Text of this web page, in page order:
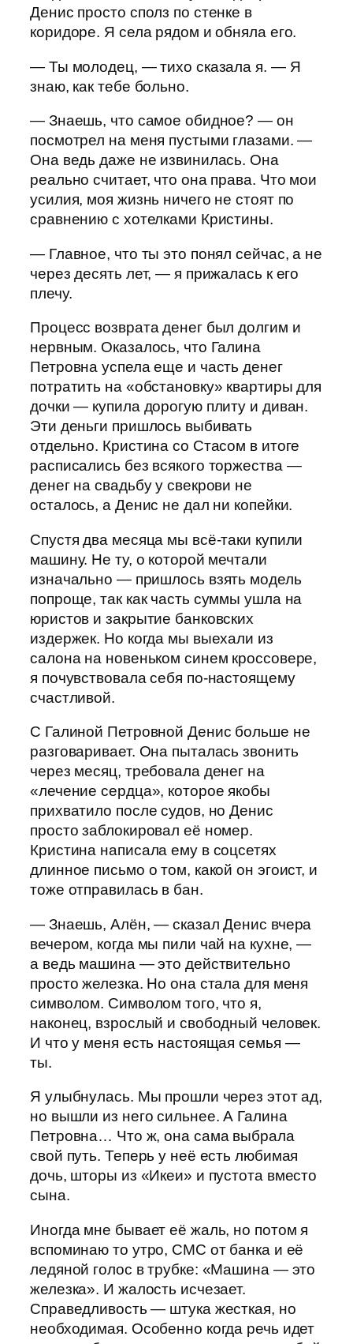
Денис просто сполз по стенке в
коридоре. Я села рядом и обняла его.
— Ты молодец, — тихо сказала я. — Я
знаю, как тебе больно.
— Знаешь, что самое обидное? — он
посмотрел на меня пустыми глазами. —
Она ведь даже не извинилась. Она
реально считает, что она права. Что мои
усилия, моя жизнь ничего не стоят по
сравнению с хотелками Кристины.
— Главное, что ты это понял сейчас, а не
через десять лет, — я прижалась к его
плечу.
Процесс возврата денег был долгим и
нервным. Оказалось, что Галина
Петровна успела еще и часть денег
потратить на «обстановку» квартиры для
дочки — купила дорогую плиту и диван.
Эти деньги пришлось выбивать
отдельно. Кристина со Стасом в итоге
расписались без всякого торжества —
денег на свадьбу у свекрови не
осталось, а Денис не дал ни копейки.
Спустя два месяца мы всё-таки купили
машину. Не ту, о которой мечтали
изначально — пришлось взять модель
попроще, так как часть суммы ушла на
юристов и закрытие банковских
издержек. Но когда мы выехали из
салона на новеньком синем кроссовере,
я почувствовала себя по-настоящему
счастливой.
С Галиной Петровной Денис больше не
разговаривает. Она пыталась звонить
через месяц, требовала денег на
«лечение сердца», которое якобы
прихватило после судов, но Денис
просто заблокировал её номер.
Кристина написала ему в соцсетях
длинное письмо о том, какой он эгоист, и
тоже отправилась в бан.
— Знаешь, Алён, — сказал Денис вчера
вечером, когда мы пили чай на кухне, —
а ведь машина — это действительно
просто железка. Но она стала для меня
символом. Символом того, что я,
наконец, взрослый и свободный человек.
И что у меня есть настоящая семья —
ты.
Я улыбнулась. Мы прошли через этот ад,
но вышли из него сильнее. А Галина
Петровна… Что ж, она сама выбрала
свой путь. Теперь у неё есть любимая
дочь, шторы из «Икеи» и пустота вместо
сына.
Иногда мне бывает её жаль, но потом я
вспоминаю то утро, СМС от банка и её
ледяной голос в трубке: «Машина — это
железка». И жалость исчезает.
Справедливость — штука жесткая, но
необходимая. Особенно когда речь идет